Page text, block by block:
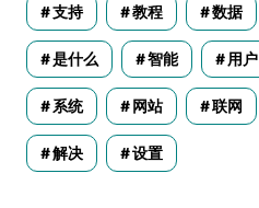
支持 教程 数据
是什么 智能 用户
系统 网站 联网
解决 设置